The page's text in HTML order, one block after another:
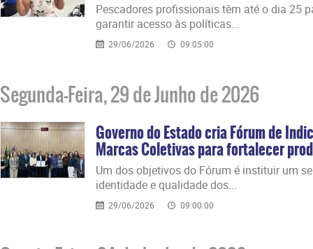
Pescadores profissionais têm até o dia 25
garantir acesso às políticas...
29/06/2026 09:05:00
Segunda-Feira, 29 de Junho de 2026
Governo do Estado cria Fórum de
Marcas Coletivas para fortalecer
​Um dos objetivos do Fórum é instituir um
identidade e qualidade dos...
29/06/2026 09:00:00